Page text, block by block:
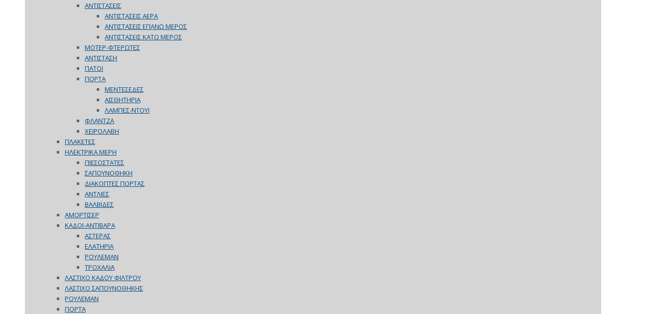
ΑΝΤΙΣΤΑΣΕΙΣ
ΑΝΤΙΣΤΑΣΕΙΣ ΑΕΡΑ
ΑΝΤΙΣΤΑΣΕΙΣ ΕΠΑΝΩ ΜΕΡΟΣ
ΑΝΤΙΣΤΑΣΕΙΣ ΚΑΤΩ ΜΕΡΟΣ
ΜΟΤΕΡ-ΦΤΕΡΩΤΕΣ
ΑΝΤΙΣΤΑΣΗ
ΠΑΤΟΙ
ΠΟΡΤΑ
ΜΕΝΤΕΣΕΔΕΣ
ΑΙΣΘΗΤΗΡΙΑ
ΛΑΜΠΕΣ-ΝΤΟΥΙ
ΦΛΑΝΤΖΑ
ΧΕΙΡΟΛΑΒΗ
ΠΛΑΚΕΤΕΣ
ΗΛΕΚΤΡΙΚΑ ΜΕΡΗ
ΠΙΕΣΟΣΤΑΤΕΣ
ΣΑΠΟΥΝΟΘΗΚΗ
ΔΙΑΚΟΠΤΕΣ ΠΟΡΤΑΣ
ΑΝΤΛΙΕΣ
ΒΑΛΒΙΔΕΣ
ΑΜΟΡΤΙΣΕΡ
ΚΑΔΟΙ-ΑΝΤΙΒΑΡΑ
ΑΣΤΕΡΑΣ
ΕΛΑΤΗΡΙΑ
ΡΟΥΛΕΜΑΝ
ΤΡΟΧΑΛΙΑ
ΛΑΣΤΙΧΟ ΚΑΔΟΥ ΦΙΛΤΡΟΥ
ΛΑΣΤΙΧΟ ΣΑΠΟΥΝΟΘΗΚΗΣ
ΡΟΥΛΕΜΑΝ
ΠΟΡΤΑ